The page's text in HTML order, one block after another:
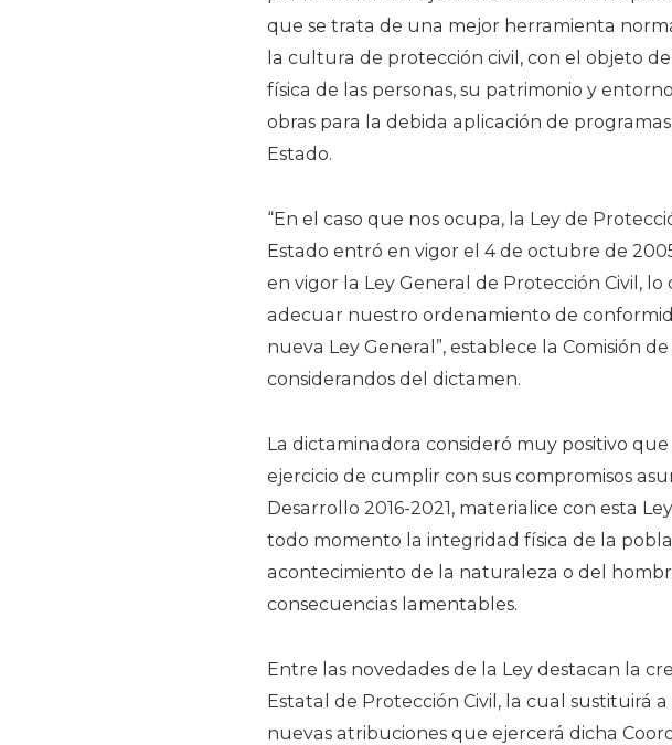
que se trata de una mejor herramienta
la cultura de protección civil, con el objeto
física de las personas, su patrimonio y
obras para la debida aplicación de
Estado.
“En el caso que nos ocupa, la Ley de
Estado entró en vigor el 4 de octubre de
en vigor la Ley General de Protección Civil,
adecuar nuestro ordenamiento de
nueva Ley General”, establece la Comisión
considerandos del dictamen.
La dictaminadora consideró muy positivo
ejercicio de cumplir con sus compromisos
Desarrollo 2016-2021, materialice con esta
todo momento la integridad física de la
acontecimiento de la naturaleza o del
consecuencias lamentables.
Entre las novedades de la Ley destacan la
Estatal de Protección Civil, la cual sustituirá
nuevas atribuciones que ejercerá dicha